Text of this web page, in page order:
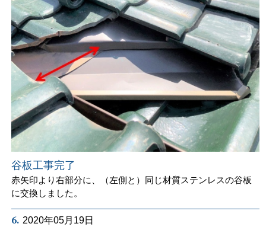
谷板工事完了
赤矢印より右部分に、（左側と）同じ材質ステンレスの谷板
に交換しました。
6. 2020年05月19日